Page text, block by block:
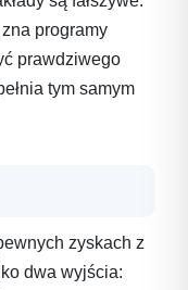
programy
prawdziwego
tym samym
zyskach z
dwa wyjścia: